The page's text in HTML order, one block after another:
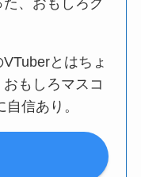
、おもしろグ
とはちょ
もしろマスコ
信あり。